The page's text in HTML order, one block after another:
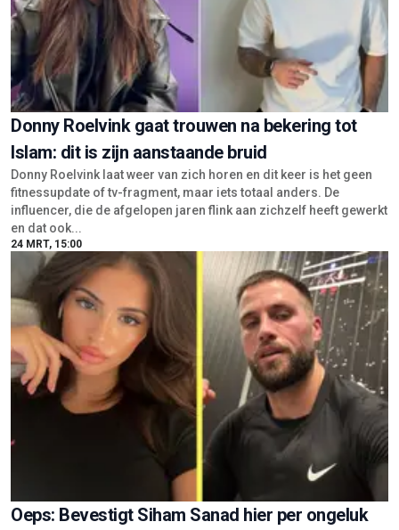
Donny Roelvink gaat trouwen na bekering tot
Islam: dit is zijn aanstaande bruid
Donny Roelvink laat weer van zich horen en dit keer is het geen
fitnessupdate of tv-fragment, maar iets totaal anders. De
influencer, die de afgelopen jaren flink aan zichzelf heeft gewerkt
en dat ook...
24 MRT, 15:00
Oeps: Bevestigt Siham Sanad hier per ongeluk